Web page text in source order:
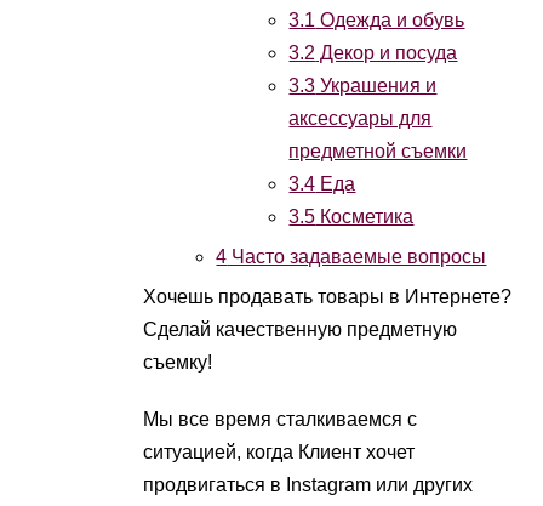
3.1 Одежда и обувь
3.2 Декор и посуда
3.3 Украшения и
аксессуары для
предметной съемки
3.4 Еда
3.5 Косметика
4 Часто задаваемые вопросы
Хочешь продавать товары в Интернете?
Сделай качественную предметную
съемку!
Мы все время сталкиваемся с
ситуацией, когда Клиент хочет
продвигаться в Instagram или других